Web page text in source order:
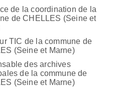
de la coordination de la
de CHELLES (Seine et
TIC de la commune de
(Seine et Marne)
des archives
de la commune de
(Seine et Marne)